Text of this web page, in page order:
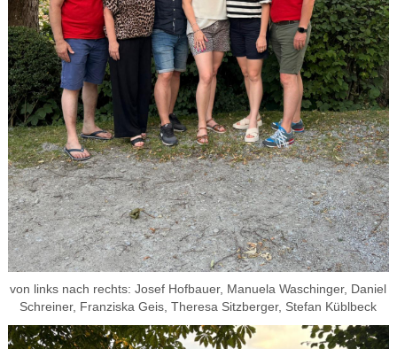
von links nach rechts: Josef Hofbauer, Manuela Waschinger, Daniel
Schreiner, Franziska Geis, Theresa Sitzberger, Stefan Küblbeck